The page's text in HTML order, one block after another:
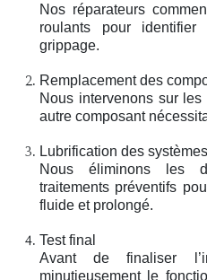
Nos réparateurs
roulants pour
grippage.
Remplacement des
Nous intervenons sur
autre composant
Lubrification des systèmes
Nous éliminons les
traitements préventifs
fluide et prolongé.
Test final
Avant de finaliser
minutieusement le